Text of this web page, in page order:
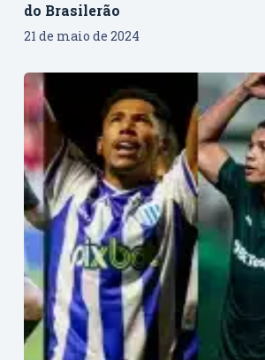
do Brasilerão
21 de maio de 2024